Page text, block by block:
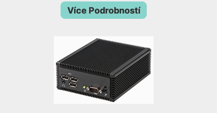
Více Podrobností